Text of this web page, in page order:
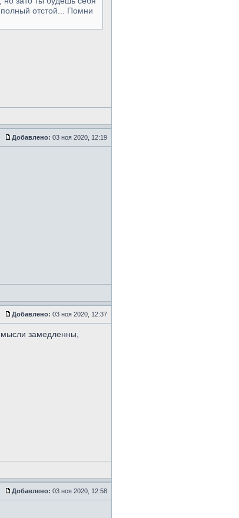
отстой... Помни
Добавлено: 03 ноя 2020, 12:19
Добавлено: 03 ноя 2020, 12:37
мысли замедленны,
Добавлено: 03 ноя 2020, 12:58